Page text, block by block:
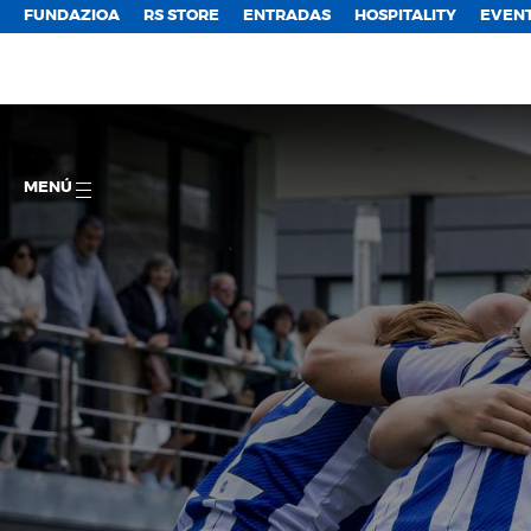
FUNDAZIOA RS STORE ENTRADAS HOSPITALITY
MENÚ